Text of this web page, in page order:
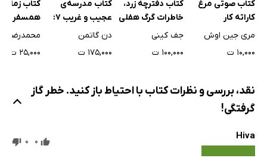
کتاب صوتی مرغ
کاراته کار
مری جین اوش
۱۰,۰۰۰ ت
کتاب دفترچه زرد،
خاطرات گرگ هفلی
جف کینی
۱۰۰,۰۰۰ ت
کتاب مدرسه‌ی
عجیب و غریب 7:
خانم فالکن، آشغال
دن گاتمن
۱۷۵,۰۰۰ ت
کتاب
همسفر
بودم
محمدرضا
۲۵,۰۰۰ ت
نقد، بررسی و نظرات کتاب با احتیاط باز کنید. خطر گاز
گرفتگی!
Hiva
0
0